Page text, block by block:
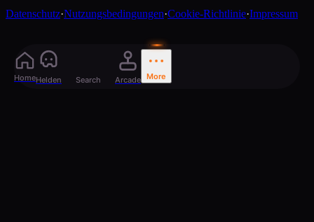
Datenschutz·Nutzungsbedingungen·Cookie-Richtlinie·Impressum
HomeHelden Search Arcade More